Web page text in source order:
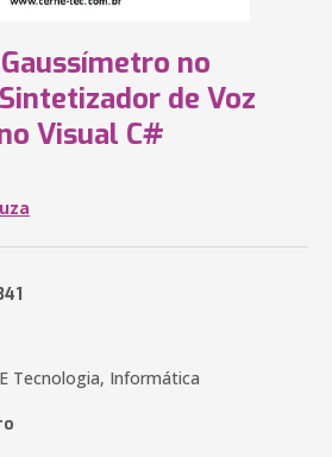
no
de Voz
Visual C#
Tecnologia, Informática